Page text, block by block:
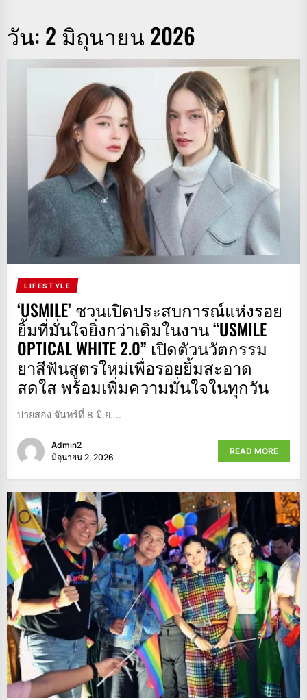
วัน: 2 มิถุนายน 2026
LIFESTYLE
‘USMILE’ ชวนเปิดประสบการณ์แห่งรอย
ยิ้มที่มั่นใจยิ่งกว่าเดิมในงาน “USMILE
OPTICAL WHITE 2.0” เปิดตัวนวัตกรรม
ยาสีฟันสูตรใหม่เพื่อรอยยิ้มสะอาด
สดใส พร้อมเพิ่มความมั่นใจในทุกวัน
บ่ายสอง จันทร์ที่ 8 มิ.ย....
Admin2
มิถุนายน 2, 2026
READ MORE